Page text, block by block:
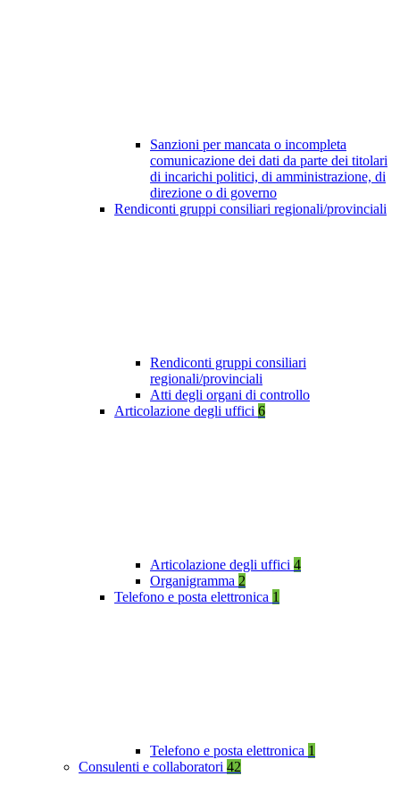
Sanzioni per mancata o incompleta
comunicazione dei dati da parte dei titolari
di incarichi politici, di amministrazione, di
direzione o di governo
Rendiconti gruppi consiliari regionali/provinciali
Rendiconti gruppi consiliari
regionali/provinciali
Atti degli organi di controllo
Articolazione degli uffici 6
Articolazione degli uffici 4
Organigramma 2
Telefono e posta elettronica 1
Telefono e posta elettronica 1
Consulenti e collaboratori 42